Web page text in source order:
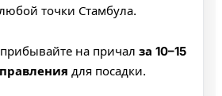
точки Стамбула.
на причал за 10–15
для посадки.